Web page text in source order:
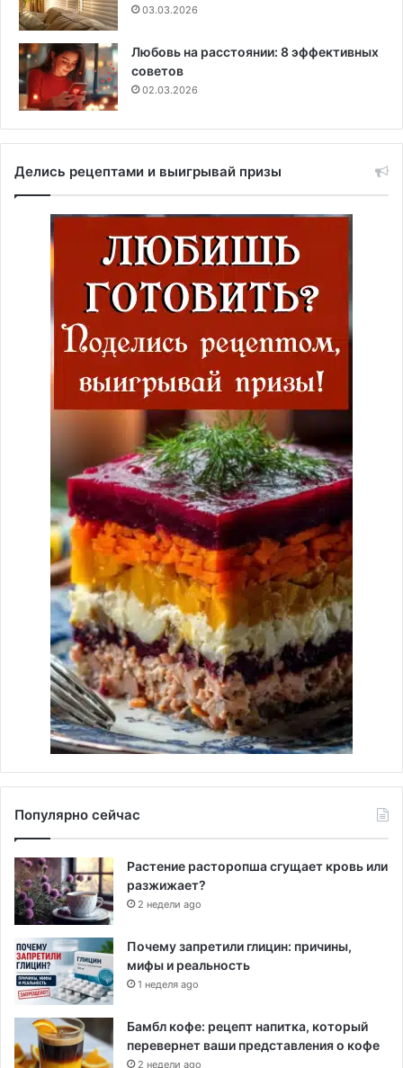
03.03.2026
Любовь на расстоянии: 8 эффективных
советов
02.03.2026
Делись рецептами и выигрывай призы
Популярно сейчас
Растение расторопша сгущает кровь или
разжижает?
2 недели ago
Почему запретили глицин: причины,
мифы и реальность
1 неделя ago
Бамбл кофе: рецепт напитка, который
перевернет ваши представления о кофе
2 недели ago